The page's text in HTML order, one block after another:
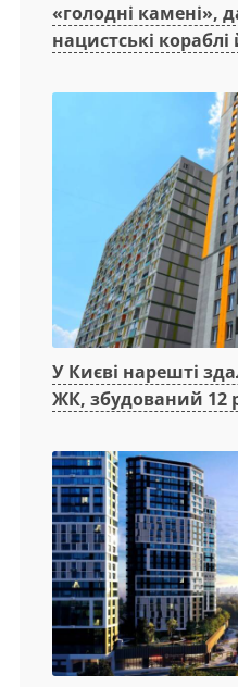
«голодні камені»,
нацистські
У Києві нарешті
ЖК, збудований 12